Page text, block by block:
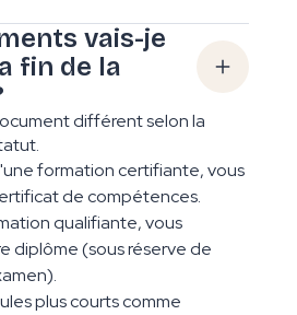
vais-je
fin de la
différent selon la
formation certifiante, vous
de compétences.
qualifiante, vous
diplôme (sous réserve de
plus courts comme